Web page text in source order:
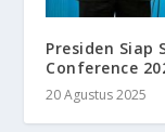
Presiden Siap
Conference
20 Agustus 2025